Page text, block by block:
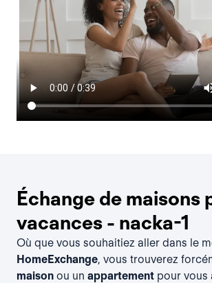
Échange de maisons
vacances - nacka-1
Où que vous souhaitiez aller dans le
HomeExchange, vous trouverez
maison ou un appartement pour vous